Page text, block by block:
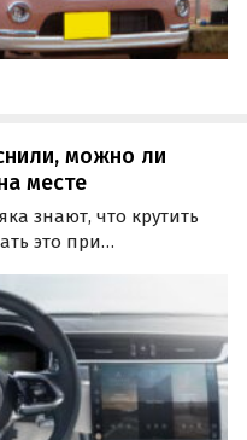
можно ли
месте
знают, что крутить
это при
объяснила